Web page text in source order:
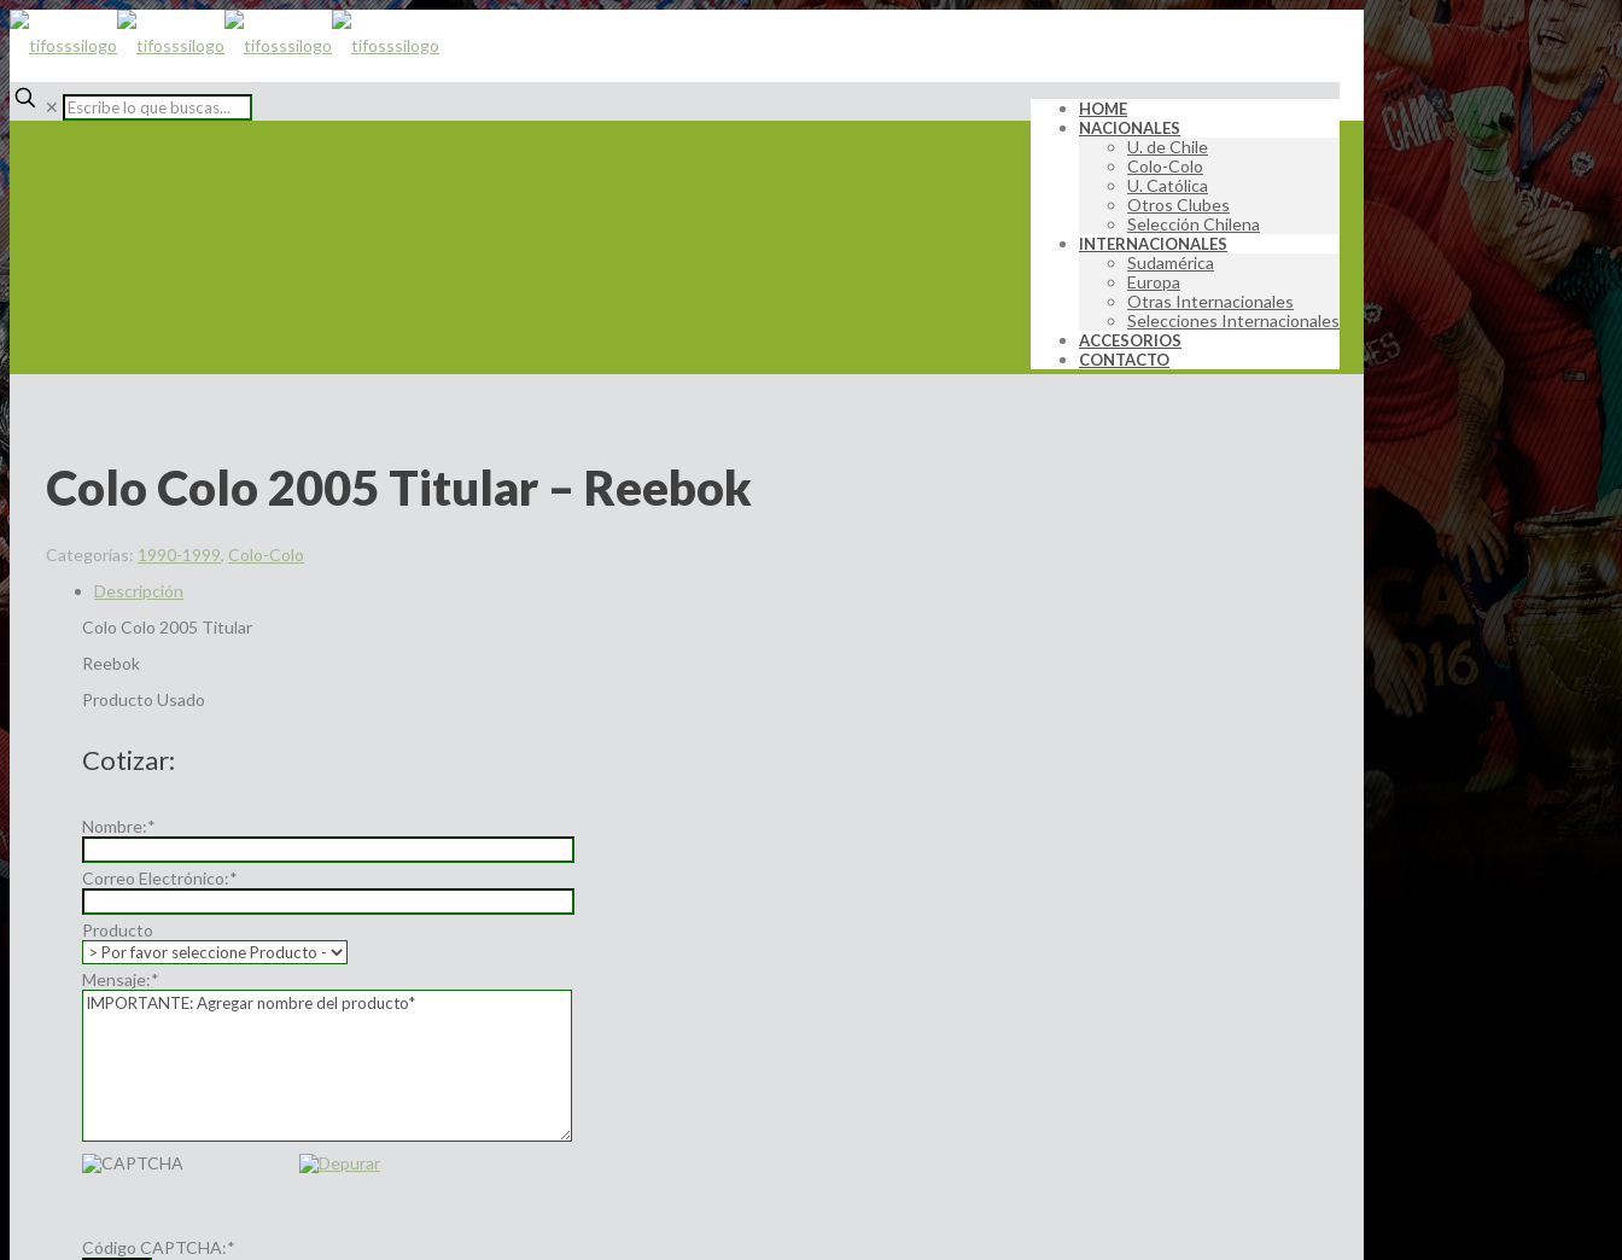
HOME
NACIONALES
U. de Chile
Colo-Colo
U. Católica
Otros Clubes
Selección Chilena
INTERNACIONALES
Sudamérica
Europa
Otras Internacionales
Selecciones Internacionales
ACCESORIOS
CONTACTO
✕
Colo Colo 2005 Titular – Reebok
Categorías: 1990-1999, Colo-Colo
Descripción
Colo Colo 2005 Titular
Reebok
Producto Usado
Cotizar:
Nombre:*
Correo Electrónico:*
Producto
Mensaje:*
Código CAPTCHA:*